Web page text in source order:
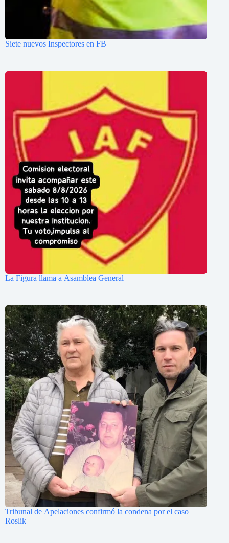
Siete nuevos Inspectores en FB
La Figura llama a Asamblea General
Tribunal de Apelaciones confirmó la condena por el caso
Roslik